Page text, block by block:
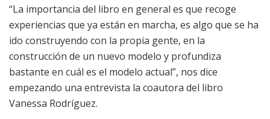
“La importancia del libro en general es que recoge
experiencias que ya están en marcha, es algo que se ha
ido construyendo con la propia gente, en la
construcción de un nuevo modelo y profundiza
bastante en cuál es el modelo actual”, nos dice
empezando una entrevista la coautora del libro
Vanessa Rodríguez.